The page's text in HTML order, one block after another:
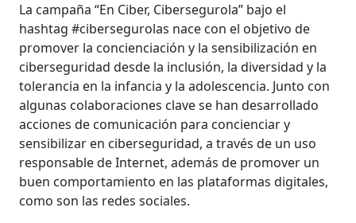
La campaña “En Ciber, Cibersegurola” bajo el
hashtag #cibersegurolas nace con el objetivo de
promover la concienciación y la sensibilización en
ciberseguridad desde la inclusión, la diversidad y la
tolerancia en la infancia y la adolescencia. Junto con
algunas colaboraciones clave se han desarrollado
acciones de comunicación para concienciar y
sensibilizar en ciberseguridad, a través de un uso
responsable de Internet, además de promover un
buen comportamiento en las plataformas digitales,
como son las redes sociales.